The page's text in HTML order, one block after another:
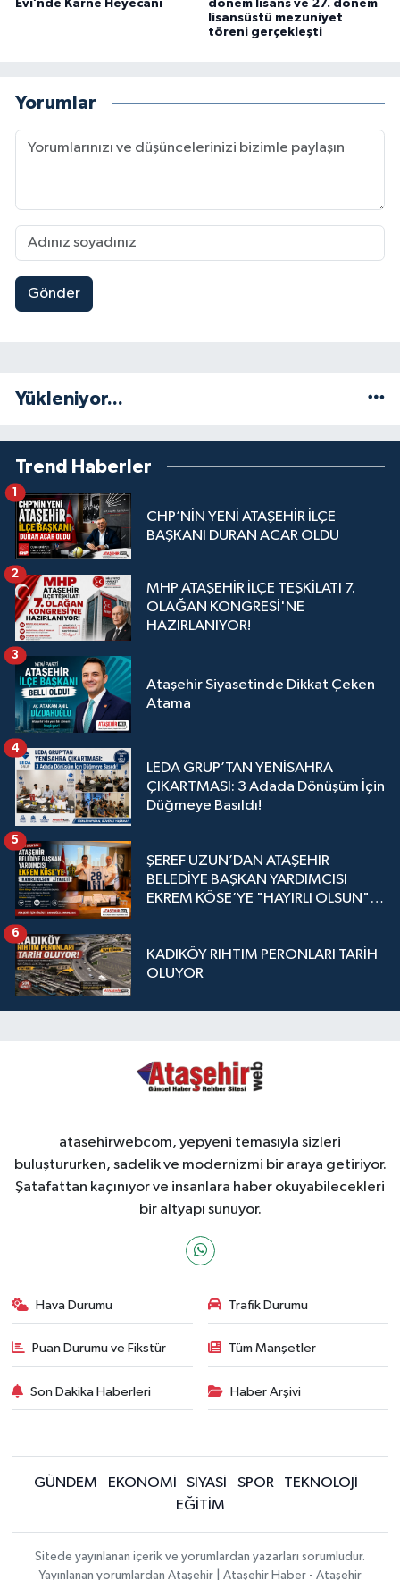
Evi’nde Karne Heyecanı
dönem lisans ve 27. dönem
lisansüstü mezuniyet
töreni gerçekleşti
Yorumlar
Gönder
Yükleniyor...
Trend Haberler
CHP’NİN YENİ ATAŞEHİR İLÇE
BAŞKANI DURAN ACAR OLDU
1
MHP ATAŞEHİR İLÇE TEŞKİLATI 7.
OLAĞAN KONGRESİ'NE
HAZIRLANIYOR!
2
Ataşehir Siyasetinde Dikkat Çeken
Atama
3
LEDA GRUP’TAN YENİSAHRA
ÇIKARTMASI: 3 Adada Dönüşüm İçin
Düğmeye Basıldı!
4
ŞEREF UZUN’DAN ATAŞEHİR
BELEDİYE BAŞKAN YARDIMCISI
EKREM KÖSE’YE "HAYIRLI OLSUN"
5
KADIKÖY RIHTIM PERONLARI TARİH
OLUYOR
6
atasehirwebcom, yepyeni temasıyla sizleri
buluştururken, sadelik ve modernizmi bir araya getiriyor.
Şatafattan kaçınıyor ve insanlara haber okuyabilecekleri
bir altyapı sunuyor.
Hava Durumu Trafik Durumu
Puan Durumu ve Fikstür Tüm Manşetler
Son Dakika Haberleri Haber Arşivi
GÜNDEM EKONOMİ SİYASİ SPOR
TEKNOLOJİ
EĞİTİM
Sitede yayınlanan içerik ve yorumlardan yazarları sorumludur.
Yayınlanan yorumlardan Ataşehir | Ataşehir Haber - Ataşehir